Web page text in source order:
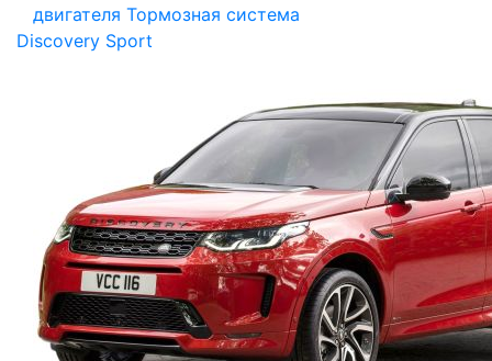
двигателя Тормозная система
Discovery Sport